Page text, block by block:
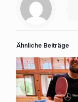
Ähnliche Beiträge